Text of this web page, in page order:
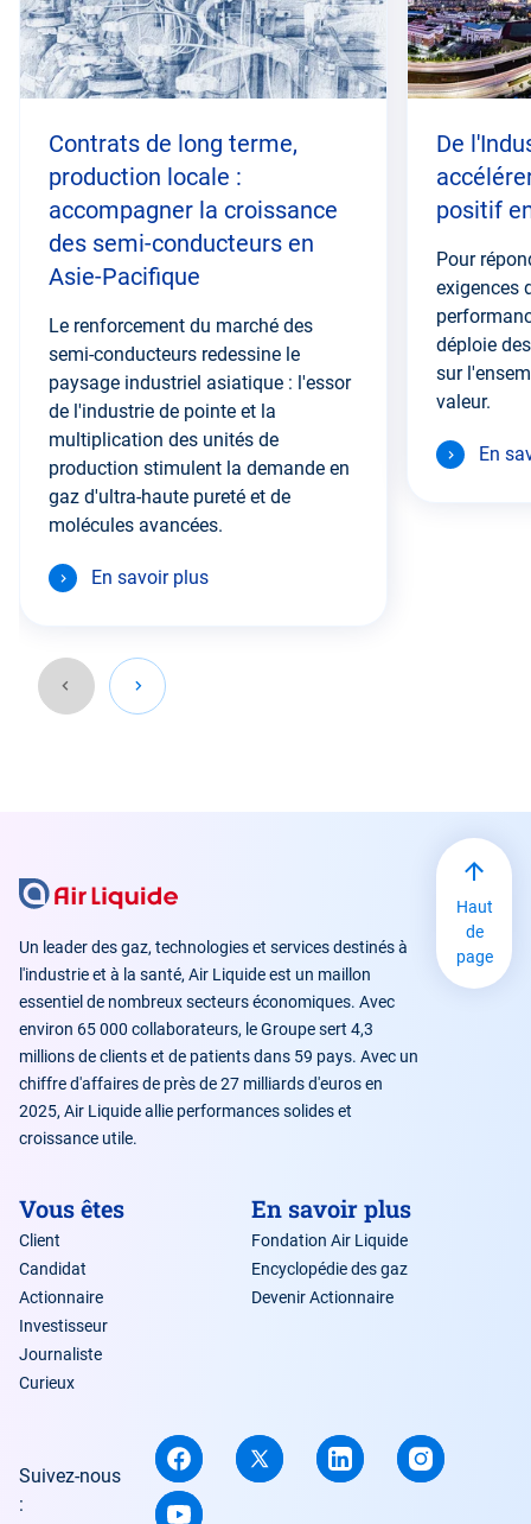
Contrats de long terme,
production locale :
accompagner la croissance
des semi-conducteurs en
Asie-Pacifique
Le renforcement du marché des
semi-conducteurs redessine le
paysage industriel asiatique : l'essor
de l'industrie de pointe et la
multiplication des unités de
production stimulent la demande en
gaz d'ultra-haute pureté et de
molécules avancées.
En savoir plus
De
positif
Pour
exigences
déploie
sur
valeur.
En
Un leader des gaz, technologies et services destinés à
l'industrie et à la santé, Air Liquide est un maillon
essentiel de nombreux secteurs économiques. Avec
environ 65 000 collaborateurs, le Groupe sert 4,3
millions de clients et de patients dans 59 pays. Avec un
chiffre d'affaires de près de 27 milliards d'euros en
2025, Air Liquide allie performances solides et
croissance utile.
Vous êtes
Client
Candidat
Actionnaire
Investisseur
Journaliste
Curieux
En savoir plus
Fondation Air Liquide
Encyclopédie des gaz
Devenir Actionnaire
Suivez-nous
:
Haut
de
page